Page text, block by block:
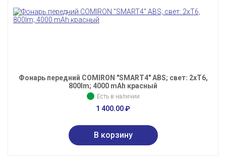
Фонарь передний COMIRON "SMART4" ABS; свет: 2xT6,
800lm; 4000 mAh красный
Есть в наличии
1 400.00₽